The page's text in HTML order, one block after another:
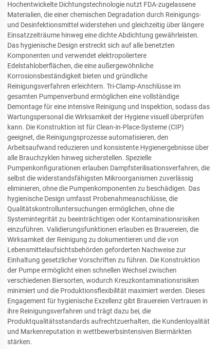
Hochentwickelte Dichtungstechnologie nutzt FDA-zugelassene
Materialien, die einer chemischen Degradation durch Reinigungs-
und Desinfektionsmittel widerstehen und gleichzeitig über längere
Einsatzzeiträume hinweg eine dichte Abdichtung gewährleisten.
Das hygienische Design erstreckt sich auf alle benetzten
Komponenten und verwendet elektropoliertere
Edelstahloberflächen, die eine außergewöhnliche
Korrosionsbeständigkeit bieten und gründliche
Reinigungsverfahren erleichtern. Tri-Clamp-Anschlüsse im
gesamten Pumpenverbund ermöglichen eine vollständige
Demontage für eine intensive Reinigung und Inspektion, sodass das
Wartungspersonal die Wirksamkeit der Hygiene visuell überprüfen
kann. Die Konstruktion ist für Clean-in-Place-Systeme (CIP)
geeignet, die Reinigungsprozesse automatisieren, den
Arbeitsaufwand reduzieren und konsistente Hygienergebnisse über
alle Brauchzyklen hinweg sicherstellen. Spezielle
Pumpenkonfigurationen erlauben Dampfsterilisationsverfahren, die
selbst die widerstandsfähigsten Mikroorganismen zuverlässig
eliminieren, ohne die Pumpenkomponenten zu beschädigen. Das
hygienische Design umfasst Probenahmeanschlüsse, die
Qualitätskontrolluntersuchungen ermöglichen, ohne die
Systemintegrität zu beeinträchtigen oder Kontaminationsrisiken
einzuführen. Validierungsfunktionen erlauben es Brauereien, die
Wirksamkeit der Reinigung zu dokumentieren und die von
Lebensmittelaufsichtsbehörden geforderten Nachweise zur
Einhaltung gesetzlicher Vorschriften zu führen. Die Konstruktion
der Pumpe ermöglicht einen schnellen Wechsel zwischen
verschiedenen Biersorten, wodurch Kreuzkontaminationsrisiken
minimiert und die Produktionsflexibilität maximiert werden. Dieses
Engagement für hygienische Exzellenz gibt Brauereien Vertrauen in
ihre Reinigungsverfahren und trägt dazu bei, die
Produktqualitätsstandards aufrechtzuerhalten, die Kundenloyalität
und Markenreputation in wettbewerbsintensiven Biermärkten
stärken.